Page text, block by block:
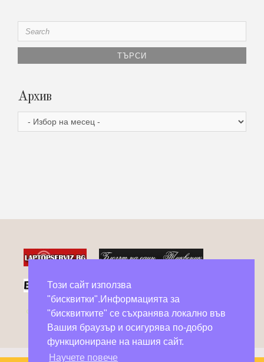
Search
for:
Архив
Архив
Фейсбук групи в помощ на бездомни животни
Този сайт използва
"бисквитки".Информацията за
"бисквитките" се съхранява локално във
Вашия браузър и осигурява по-добро
функциониране на нашия сайт.
Научете повече